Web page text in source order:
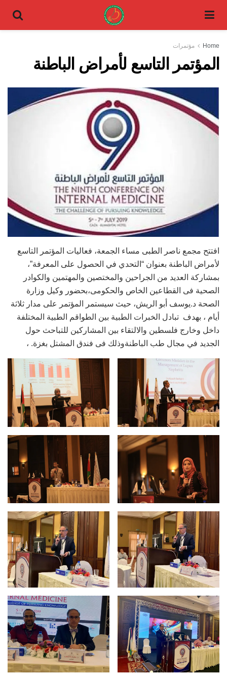
Home مؤتمرات
المؤتمر التاسع لأمراض الباطنة
افتتح مجمع ناصر الطبى مساء الجمعة، فعاليات المؤتمر التاسع
لأمراض الباطنة بعنوان “التحدي في الحصول على المعرفة”،
بمشاركة العديد من الجراحين والمختصين والمهتمين والكوادر
الصحية فى القطاعين الخاص والحكومى،بحضور وكيل وزارة
الصحة د.يوسف أبو الريش، حيث سيستمر المؤتمر على مدار ثلاثة
أيام ، بهدف تبادل الخبرات الطبية بين الطواقم الطبية المختلفة
داخل وخارج فلسطين والالتقاء بين المشاركين للتباحث حول
الجديد في مجال طب الباطنةوذلك فى فندق المشتل بغزة. ،